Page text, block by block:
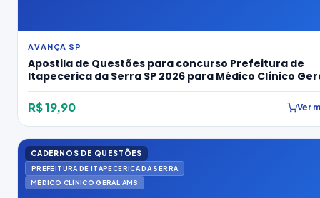
AVANÇA SP
Apostila de Questões para concurso Prefeitura de
Itapecerica da Serra SP 2026 para Médico Clínico
Ams
R$ 19,90 Ver
CADERNOS DE QUESTÕES
PREFEITURA DE ITAPECERICA DA SERRA
MÉDICO CLÍNICO GERAL AMS